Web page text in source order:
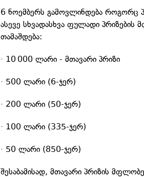
6 ნოემბერს გამოვლინდება როგორც
ასევე სხვადასხვა ფულადი
თამაშდება:
· 10 000 ლარი - მთავარი პრიზი
· 500 ლარი (6-ჯერ)
· 200 ლარი (50-ჯერ)
· 100 ლარი (335-ჯერ)
· 50 ლარი (850-ჯერ)
შესაბამისად, მთავარი პრიზის